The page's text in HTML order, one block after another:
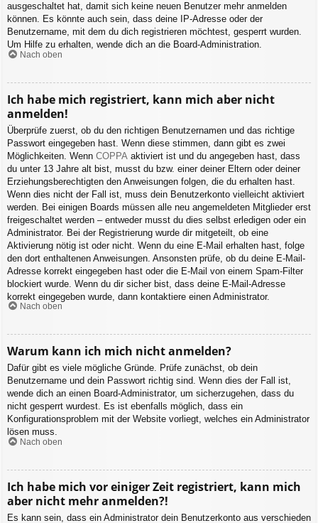
ausgeschaltet hat, damit sich keine neuen Benutzer mehr anmelden
können. Es könnte auch sein, dass deine IP-Adresse oder der
Benutzername, mit dem du dich registrieren möchtest, gesperrt wurden.
Um Hilfe zu erhalten, wende dich an die Board-Administration.
Nach oben
Ich habe mich registriert, kann mich aber nicht
anmelden!
Überprüfe zuerst, ob du den richtigen Benutzernamen und das richtige
Passwort eingegeben hast. Wenn diese stimmen, dann gibt es zwei
Möglichkeiten. Wenn COPPA aktiviert ist und du angegeben hast, dass
du unter 13 Jahre alt bist, musst du bzw. einer deiner Eltern oder deiner
Erziehungsberechtigten den Anweisungen folgen, die du erhalten hast.
Wenn dies nicht der Fall ist, muss dein Benutzerkonto vielleicht aktiviert
werden. Bei einigen Boards müssen alle neu angemeldeten Mitglieder erst
freigeschaltet werden – entweder musst du dies selbst erledigen oder ein
Administrator. Bei der Registrierung wurde dir mitgeteilt, ob eine
Aktivierung nötig ist oder nicht. Wenn du eine E-Mail erhalten hast, folge
den dort enthaltenen Anweisungen. Ansonsten prüfe, ob du deine E-Mail-
Adresse korrekt eingegeben hast oder die E-Mail von einem Spam-Filter
blockiert wurde. Wenn du dir sicher bist, dass deine E-Mail-Adresse
korrekt eingegeben wurde, dann kontaktiere einen Administrator.
Nach oben
Warum kann ich mich nicht anmelden?
Dafür gibt es viele mögliche Gründe. Prüfe zunächst, ob dein
Benutzername und dein Passwort richtig sind. Wenn dies der Fall ist,
wende dich an einen Board-Administrator, um sicherzugehen, dass du
nicht gesperrt wurdest. Es ist ebenfalls möglich, dass ein
Konfigurationsproblem mit der Website vorliegt, welches ein Administrator
lösen muss.
Nach oben
Ich habe mich vor einiger Zeit registriert, kann mich
aber nicht mehr anmelden?!
Es kann sein, dass ein Administrator dein Benutzerkonto aus verschieden